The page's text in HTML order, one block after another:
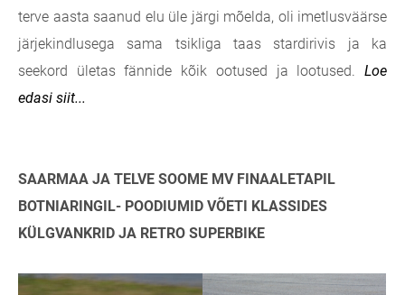
terve aasta saanud elu üle järgi mõelda, oli imetlusväärse
järjekindlusega sama tsikliga taas stardirivis ja ka
seekord ületas fännide kõik ootused ja lootused. Loe
edasi siit...
SAARMAA JA TELVE SOOME MV FINAALETAPIL
BOTNIARINGIL- POODIUMID VÕETI KLASSIDES
KÜLGVANKRID JA RETRO SUPERBIKE